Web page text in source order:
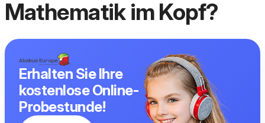
Mathematik im Kopf?
Erhalten Sie Ihre
kostenlose Online-
Probestunde!